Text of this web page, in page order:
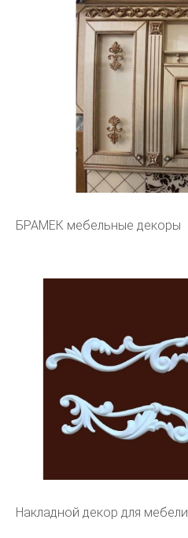
БРАМЕК мебельные декоры
Накладной декор для мебели